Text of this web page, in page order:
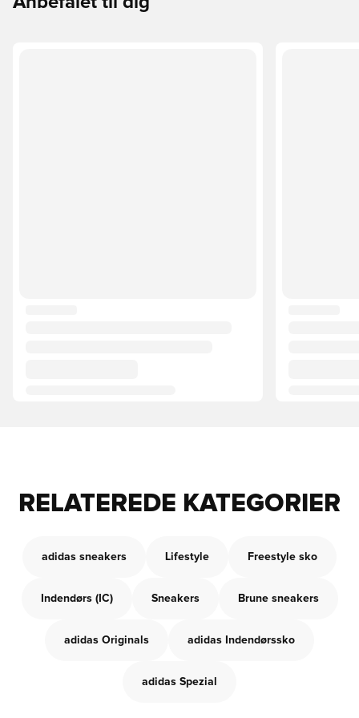
RELATEREDE KATEGORIER
adidas sneakers Lifestyle Freestyle sko
Indendørs (IC) Sneakers Brune sneakers
adidas Originals adidas Indendørssko
adidas Spezial